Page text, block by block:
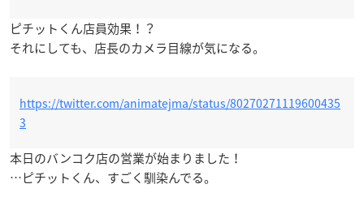
ピチットくん店員効果！？
それにしても、店長のカメラ目線が気になる。
https://twitter.com/animatejma/status/80270271119600435
3
本日のバンコク店の営業が始まりました！
…ピチットくん、すごく馴染んでる。